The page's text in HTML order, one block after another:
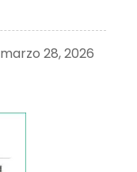
marzo 28, 2026